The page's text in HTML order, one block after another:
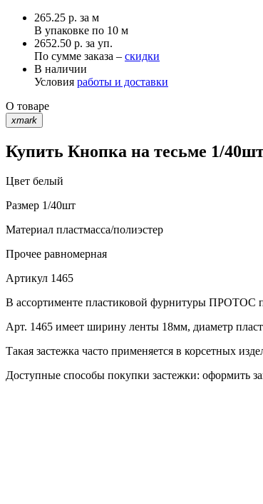
265.25 р. за м
В упаковке по 10 м
2652.50 р. за уп.
По сумме заказа – скидки
В наличии
Условия работы и доставки
О товаре
xmark
Купить Кнопка на тесьме 1/
Цвет белый
Размер 1/40шт
Материал пластмасса/полиэстер
Прочее равномерная
Артикул 1465
В ассортименте пластиковой фурнитуры ПРОТОС
Арт. 1465 имеет ширину ленты 18мм, диаметр
Такая застежка часто применяется в корсетных
Доступные способы покупки застежки: оформить